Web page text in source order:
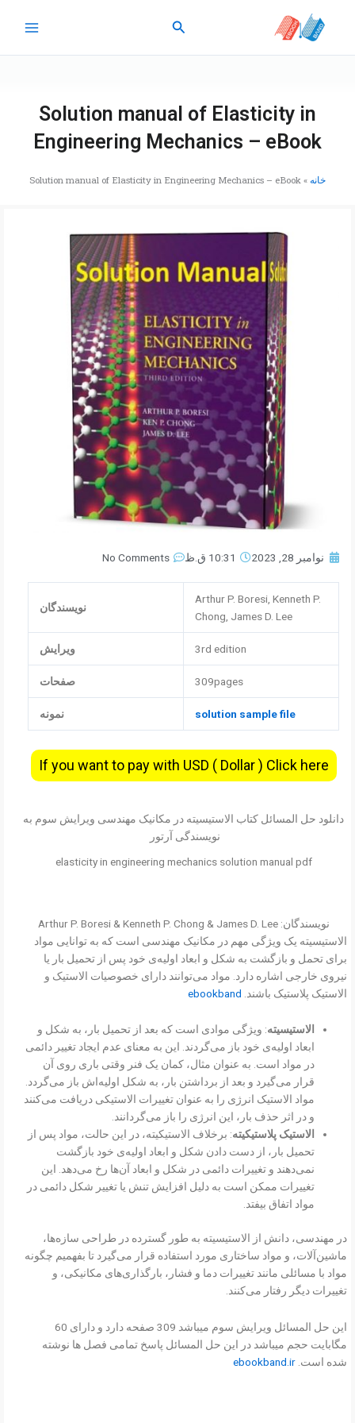
جستجو
Solution manual of Elasticity in
Engineering Mechanics – eBook
خانه »
Solution manual of Elasticity in Engineering Mechanics – eBook
نوامبر 28, 2023 10:31 ق.ظ No Comments
Arthur P. Boresi, Kenneth P.
Chong, James D. Lee
نویسندگان
3rd edition ویرایش
309pages صفحات
solution sample file نمونه
If you want to pay with USD ( Dollar ) Click here
دانلود حل المسائل کتاب الاستیسیته در مکانیک مهندسی ویرایش سوم به
نویسندگی آرتور
elasticity in engineering mechanics solution manual pdf
نویسندگان: Arthur P. Boresi & Kenneth P. Chong & James D. Lee
الاستیسیته یک ویژگی مهم در مکانیک مهندسی است که به توانایی مواد
برای تحمل و بازگشت به شکل و ابعاد اولیه‌ی خود پس از تحمیل بار یا
نیروی خارجی اشاره دارد. مواد می‌توانند دارای خصوصیات الاستیک و
الاستیک پلاستیک باشند. ebookband
الاستیسیته: ویژگی موادی است که بعد از تحمیل بار، به شکل و
ابعاد اولیه‌ی خود باز می‌گردند. این به معنای عدم ایجاد تغییر دائمی
در مواد است. به عنوان مثال، کمان یک فنر وقتی باری روی آن
قرار می‌گیرد و بعد از برداشتن بار، به شکل اولیه‌اش باز می‌گردد.
مواد الاستیک انرژی را به عنوان تغییرات الاستیکی دریافت می‌کنند
و در اثر حذف بار، این انرژی را باز می‌گردانند.
الاستیک پلاستیکیته: برخلاف الاستیکیته، در این حالت، مواد پس از
تحمیل بار، از دست دادن شکل و ابعاد اولیه‌ی خود بازگشت
نمی‌دهند و تغییرات دائمی در شکل و ابعاد آن‌ها رخ می‌دهد. این
تغییرات ممکن است به دلیل افزایش تنش یا تغییر شکل دائمی در
مواد اتفاق بیفتد.
در مهندسی، دانش از الاستیسیته به طور گسترده در طراحی سازه‌ها،
ماشین‌آلات، و مواد ساختاری مورد استفاده قرار می‌گیرد تا بفهمیم چگونه
مواد با مسائلی مانند تغییرات دما و فشار، بارگذاری‌های مکانیکی، و
تغییرات دیگر رفتار می‌کنند.
این حل المسائل ویرایش سوم میباشد 309 صفحه دارد و دارای 60
مگابایت حجم میباشد در این حل المسائل پاسخ تمامی فصل ها نوشته
شده است. ebookband.ir